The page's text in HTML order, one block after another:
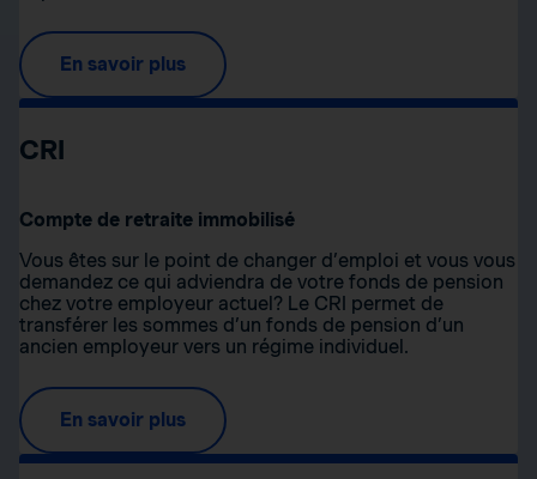
En savoir plus
CRI
Compte de retraite immobilisé
Vous êtes sur le point de changer d’emploi et vous vous
demandez ce qui adviendra de votre fonds de pension
chez votre employeur actuel? Le CRI permet de
transférer les sommes d’un fonds de pension d’un
ancien employeur vers un régime individuel.
En savoir plus